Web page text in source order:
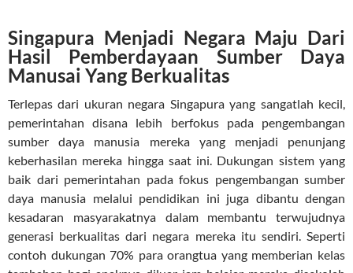
Singapura Menjadi Negara Maju Dari
Hasil Pemberdayaan Sumber Daya
Manusai Yang Berkualitas
Terlepas dari ukuran negara Singapura yang sangatlah kecil,
pemerintahan disana lebih berfokus pada pengembangan
sumber daya manusia mereka yang menjadi penunjang
keberhasilan mereka hingga saat ini. Dukungan sistem yang
baik dari pemerintahan pada fokus pengembangan sumber
daya manusia melalui pendidikan ini juga dibantu dengan
kesadaran masyarakatnya dalam membantu terwujudnya
generasi berkualitas dari negara mereka itu sendiri. Seperti
contoh dukungan 70% para orangtua yang memberian kelas